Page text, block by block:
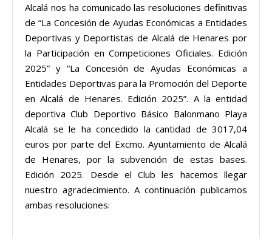
Alcalá nos ha comunicado las resoluciones definitivas
de “La Concesión de Ayudas Económicas a Entidades
Deportivas y Deportistas de Alcalá de Henares por
la Participación en Competiciones Oficiales. Edición
2025” y “La Concesión de Ayudas Económicas a
Entidades Deportivas para la Promoción del Deporte
en Alcalá de Henares. Edición 2025”. A la entidad
deportiva Club Deportivo Básico Balonmano Playa
Alcalá se le ha concedido la cantidad de 3017,04
euros por parte del Excmo. Ayuntamiento de Alcalá
de Henares, por la subvención de estas bases.
Edición 2025. Desde el Club les hacemos llegar
nuestro agradecimiento. A continuación publicamos
ambas resoluciones: